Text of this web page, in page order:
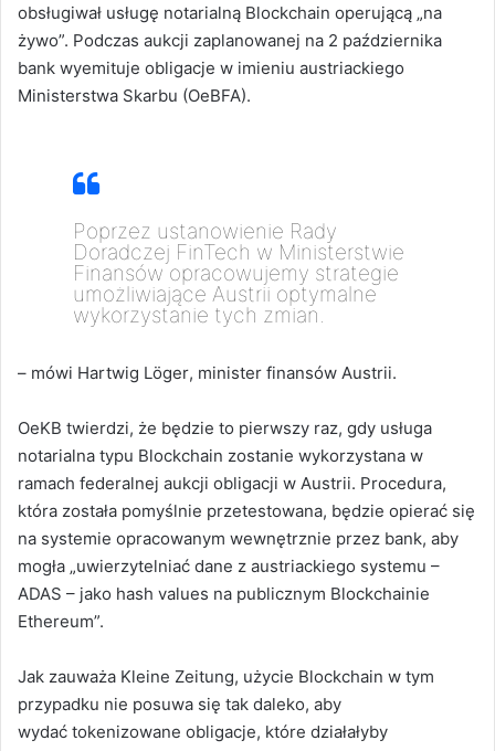
obsługiwał usługę notarialną Blockchain operującą „na
żywo”. Podczas aukcji zaplanowanej na 2 października
bank wyemituje obligacje w imieniu austriackiego
Ministerstwa Skarbu (OeBFA).
Poprzez ustanowienie Rady
Doradczej FinTech w Ministerstwie
Finansów opracowujemy strategie
umożliwiające Austrii optymalne
wykorzystanie tych zmian.
– mówi Hartwig Löger, minister finansów Austrii.
OeKB twierdzi, że będzie to pierwszy raz, gdy usługa
notarialna typu Blockchain zostanie wykorzystana w
ramach federalnej aukcji obligacji w Austrii. Procedura,
która została pomyślnie przetestowana, będzie opierać się
na systemie opracowanym wewnętrznie przez bank, aby
mogła „uwierzytelniać dane z austriackiego systemu –
ADAS – jako hash values na publicznym Blockchainie
Ethereum”.
Jak zauważa Kleine Zeitung, użycie Blockchain w tym
przypadku nie posuwa się tak daleko, aby
wydać tokenizowane obligacje, które działałyby